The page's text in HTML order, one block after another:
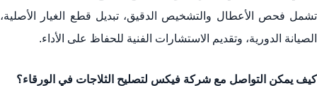
تشمل فحص الأعطال والتشخيص الدقيق، تبديل قطع الغيار الأصلية،
الصيانة الدورية، وتقديم الاستشارات الفنية للحفاظ على الأداء.
كيف يمكن التواصل مع شركة فيكس لتصليح الثلاجات في الورقاء؟